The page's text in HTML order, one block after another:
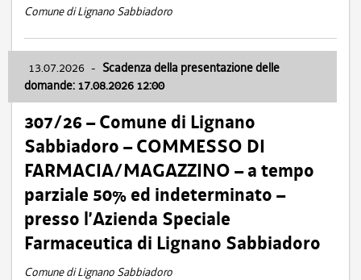
Comune di Lignano Sabbiadoro
13.07.2026 - Scadenza della presentazione delle
domande: 17.08.2026 12:00
307/26 – Comune di Lignano
Sabbiadoro – COMMESSO DI
FARMACIA/MAGAZZINO – a tempo
parziale 50% ed indeterminato –
presso l’Azienda Speciale
Farmaceutica di Lignano Sabbiadoro
Comune di Lignano Sabbiadoro